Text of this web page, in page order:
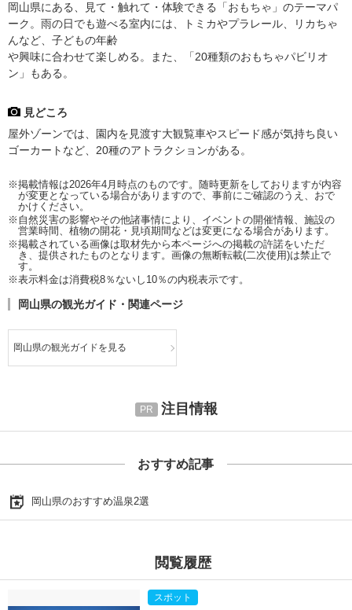
岡山県にある、見て・触れて・体験できる「おもちゃ」のテーマパ
ーク。雨の日でも遊べる室内には、トミカやプラレール、リカちゃ
んなど、子どもの年齢
や興味に合わせて楽しめる。また、「20種類のおもちゃパビリオ
ン」もある。
見どころ
屋外ゾーンでは、園内を見渡す大観覧車やスピード感が気持ち良い
ゴーカートなど、20種のアトラクションがある。
※掲載情報は2026年4月時点のものです。随時更新をしておりますが内容
が変更となっている場合がありますので、事前にご確認のうえ、おで
かけください。
※自然災害の影響やその他諸事情により、イベントの開催情報、施設の
営業時間、植物の開花・見頃期間などは変更になる場合があります。
※掲載されている画像は取材先から本ページへの掲載の許諾をいただ
き、提供されたものとなります。画像の無断転載(二次使用)は禁止で
す。
※表示料金は消費税8％ないし10％の内税表示です。
岡山県の観光ガイド・関連ページ
岡山県の観光ガイドを見る
注目情報
おすすめ記事
岡山県のおすすめ温泉2選
閲覧履歴